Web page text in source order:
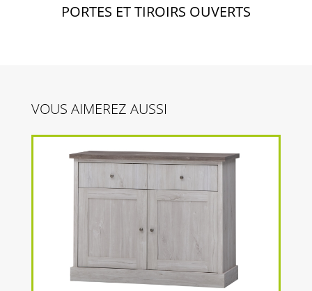
PORTES ET TIROIRS OUVERTS
VOUS AIMEREZ AUSSI